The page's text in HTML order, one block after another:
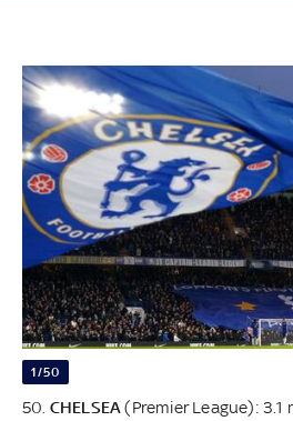
1/50
50. CHELSEA (Premier League): 3.1